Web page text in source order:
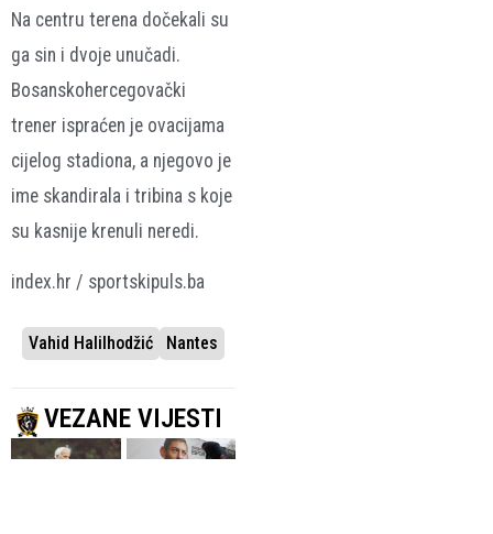
Na centru terena dočekali su
ga sin i dvoje unučadi.
Bosanskohercegovački
trener ispraćen je ovacijama
cijelog stadiona, a njegovo je
ime skandirala i tribina s koje
su kasnije krenuli neredi.
index.hr / sportskipuls.ba
Vahid Halilhodžić Nantes
VEZANE VIJESTI